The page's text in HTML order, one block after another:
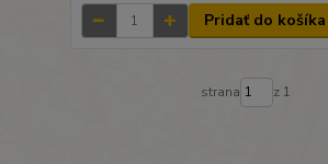
Pridať do košíka
strana z 1